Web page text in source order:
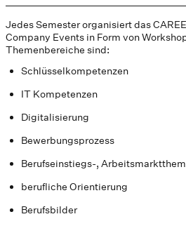
Jedes Semester organisiert das
Company Events in Form von
Themenbereiche sind:
Schlüsselkompetenzen
IT Kompetenzen
Digitalisierung
Bewerbungsprozess
Berufseinstiegs-,
berufliche Orientierung
Berufsbilder